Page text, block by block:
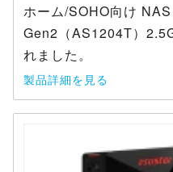
ホーム/SOHO向け
Gen2（AS1204T）
れました。
製品詳細を見る